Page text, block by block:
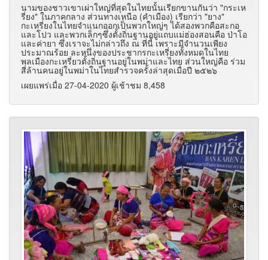
นามของชาวเขาเผ่าใหญ่ที่สุดในไทยนั้นเรียกขานกันว่า "กระเห
รี่ยง" ในภาคกลาง ส่วนทางเหนือ (คำเมือง) เรียกว่า "ยาง"
กะเหรี่ยงในไทยจำแนกออกเป็นพวกใหญ่ๆ ได้สองพวกคือสะกอ
และโปว และพวกเล็กๆซึ่งตั้งถิ่นฐานอยู่แถบแม่ฮ่องสอนคือ ป่าโอ
และค่ายา ซึ่งเราจะไม่กล่าวถึง ณ ที่นี้ เพราะมีจำนวนเพียง
ประมาณร้อย ละหนึ่งของประชากรกะเหรี่ยงทั้งหมดในไทย
พลเมืองกะเหรี่ยวตั้งถิ่นฐานอยู่ในพม่าและไทย ส่วนใหญ่คือ ร่วม
สี่ล้านคนอยู่ในพม่าในไทยสำรวจครั้งล่าสุดเมื่อปี ๒๕๒๖
เผยแพร่เมื่อ 27-04-2020 ผู้เช้าชม 8,458